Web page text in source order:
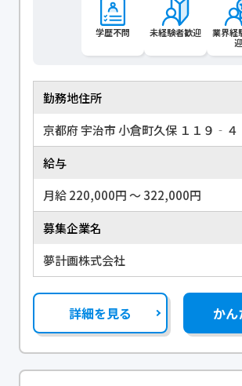
学歴不問 未経験者歓迎
業界経
迎
勤務地住所
京都府 宇治市 小倉町久保 １１９‐４
給与
月給 220,000円 〜 322,000円
募集企業名
夢計画株式会社
詳細を見る か